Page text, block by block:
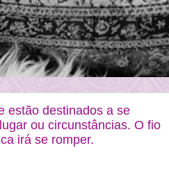
estão destinados a se
ou circunstâncias. O fio
irá se romper.